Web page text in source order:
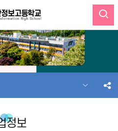
정보